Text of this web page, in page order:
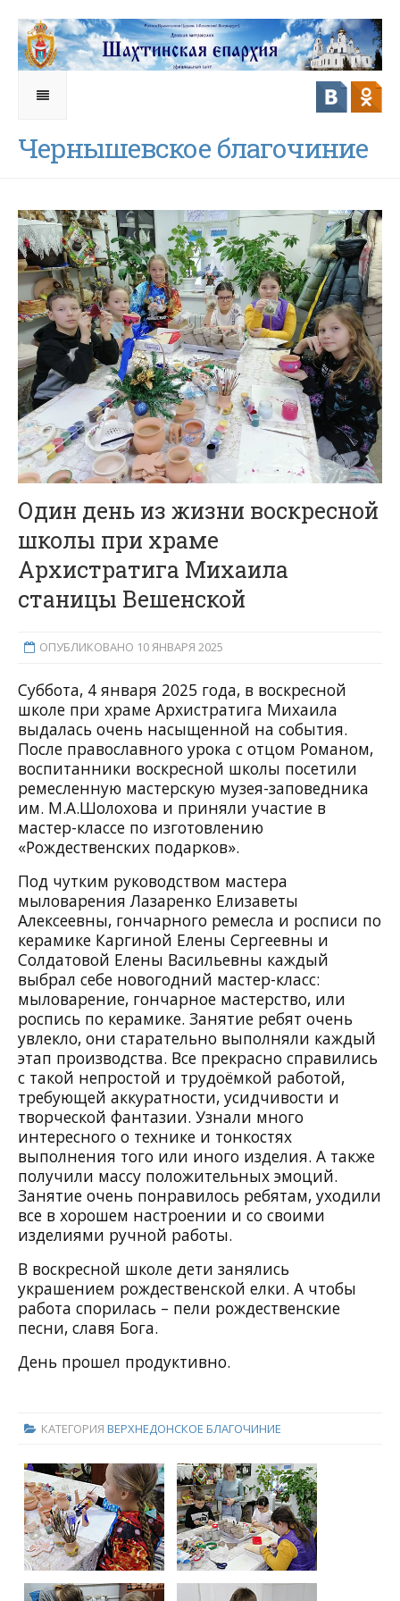
Чернышевское благочиние
Один день из жизни воскресной
школы при храме
Архистратига Михаила
станицы Вешенской
ОПУБЛИКОВАНО 10 ЯНВАРЯ 2025
Суббота, 4 января 2025 года, в воскресной
школе при храме Архистратига Михаила
выдалась очень насыщенной на события.
После православного урока с отцом Романом,
воспитанники воскресной школы посетили
ремесленную мастерскую музея-заповедника
им. М.А.Шолохова и приняли участие в
мастер-классе по изготовлению
«Рождественских подарков».
Под чутким руководством мастера
мыловарения Лазаренко Елизаветы
Алексеевны, гончарного ремесла и росписи по
керамике Каргиной Елены Сергеевны и
Солдатовой Елены Васильевны каждый
выбрал себе новогодний мастер-класс:
мыловарение, гончарное мастерство, или
роспись по керамике. Занятие ребят очень
увлекло, они старательно выполняли каждый
этап производства. Все прекрасно справились
с такой непростой и трудоёмкой работой,
требующей аккуратности, усидчивости и
творческой фантазии. Узнали много
интересного о технике и тонкостях
выполнения того или иного изделия. А также
получили массу положительных эмоций.
Занятие очень понравилось ребятам, уходили
все в хорошем настроении и со своими
изделиями ручной работы.
В воскресной школе дети занялись
украшением рождественской елки. А чтобы
работа спорилась – пели рождественские
песни, славя Бога.
День прошел продуктивно.
КАТЕГОРИЯ ВЕРХНЕДОНСКОЕ БЛАГОЧИНИЕ